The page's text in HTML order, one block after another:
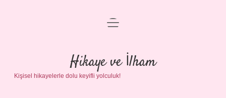
Anasayfa
Gizlilik Politikası
Yasal Uyarı
menüyü
Hikaye ve İlham
Kişisel hikayelerle dolu keyifli yolculuk!